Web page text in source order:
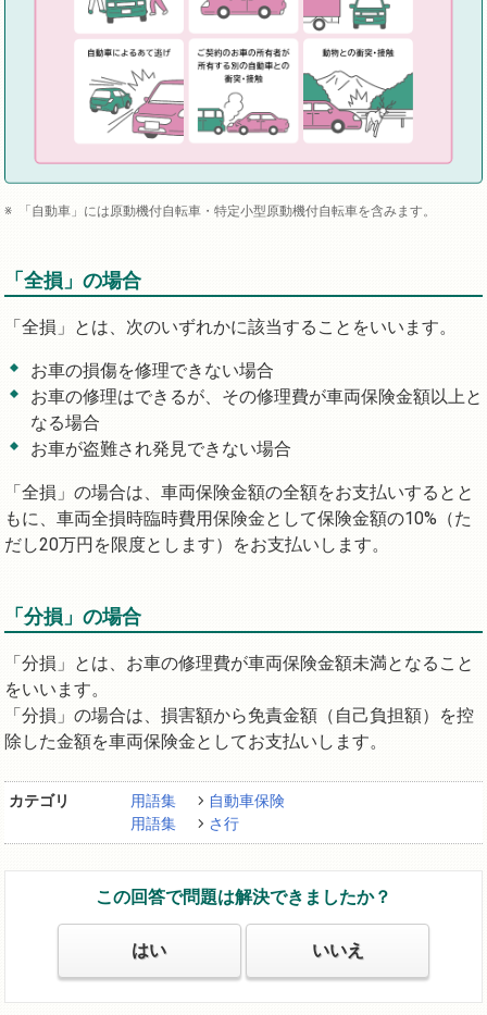
「自動車」には原動機付自転車・特定小型原動機付自転車を含みます。
「全損」の場合
「全損」とは、次のいずれかに該当することをいいます。
お車の損傷を修理できない場合
お車の修理はできるが、その修理費が車両保険金額以上と
なる場合
お車が盗難され発見できない場合
「全損」の場合は、車両保険金額の全額をお支払いするとと
もに、車両全損時臨時費用保険金として保険金額の10%（た
だし20万円を限度とします）をお支払いします。
「分損」の場合
「分損」とは、お車の修理費が車両保険金額未満となること
をいいます。
「分損」の場合は、損害額から免責金額（自己負担額）を控
除した金額を車両保険金としてお支払いします。
カテゴリ 用語集
自動車保険
用語集
さ行
この回答で問題は解決できましたか？
はい いいえ